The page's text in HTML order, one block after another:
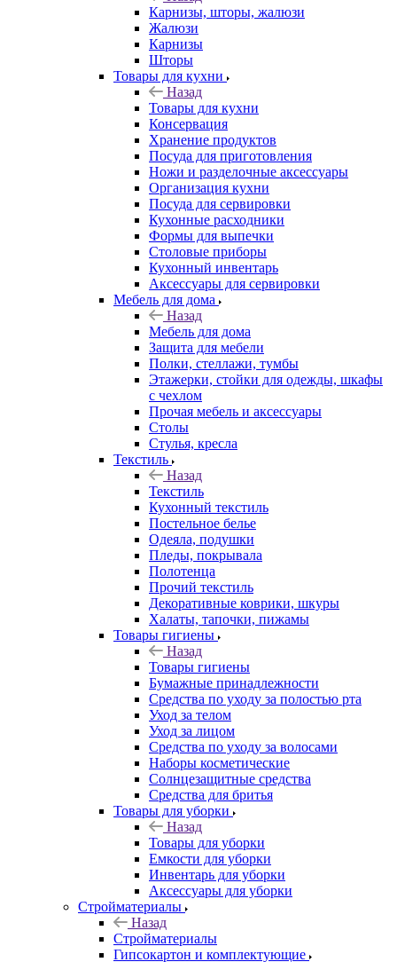
Карнизы, шторы, жалюзи
Жалюзи
Карнизы
Шторы
Товары для кухни
Назад
Товары для кухни
Консервация
Хранение продуктов
Посуда для приготовления
Ножи и разделочные аксессуары
Организация кухни
Посуда для сервировки
Кухонные расходники
Формы для выпечки
Столовые приборы
Кухонный инвентарь
Аксессуары для сервировки
Мебель для дома
Назад
Мебель для дома
Защита для мебели
Полки, стеллажи, тумбы
Этажерки, стойки для одежды, шкафы
с чехлом
Прочая мебель и аксессуары
Столы
Стулья, кресла
Текстиль
Назад
Текстиль
Кухонный текстиль
Постельное белье
Одеяла, подушки
Пледы, покрывала
Полотенца
Прочий текстиль
Декоративные коврики, шкуры
Халаты, тапочки, пижамы
Товары гигиены
Назад
Товары гигиены
Бумажные принадлежности
Средства по уходу за полостью рта
Уход за телом
Уход за лицом
Средства по уходу за волосами
Наборы косметические
Солнцезащитные средства
Средства для бритья
Товары для уборки
Назад
Товары для уборки
Емкости для уборки
Инвентарь для уборки
Аксессуары для уборки
Стройматериалы
Назад
Стройматериалы
Гипсокартон и комплектующие